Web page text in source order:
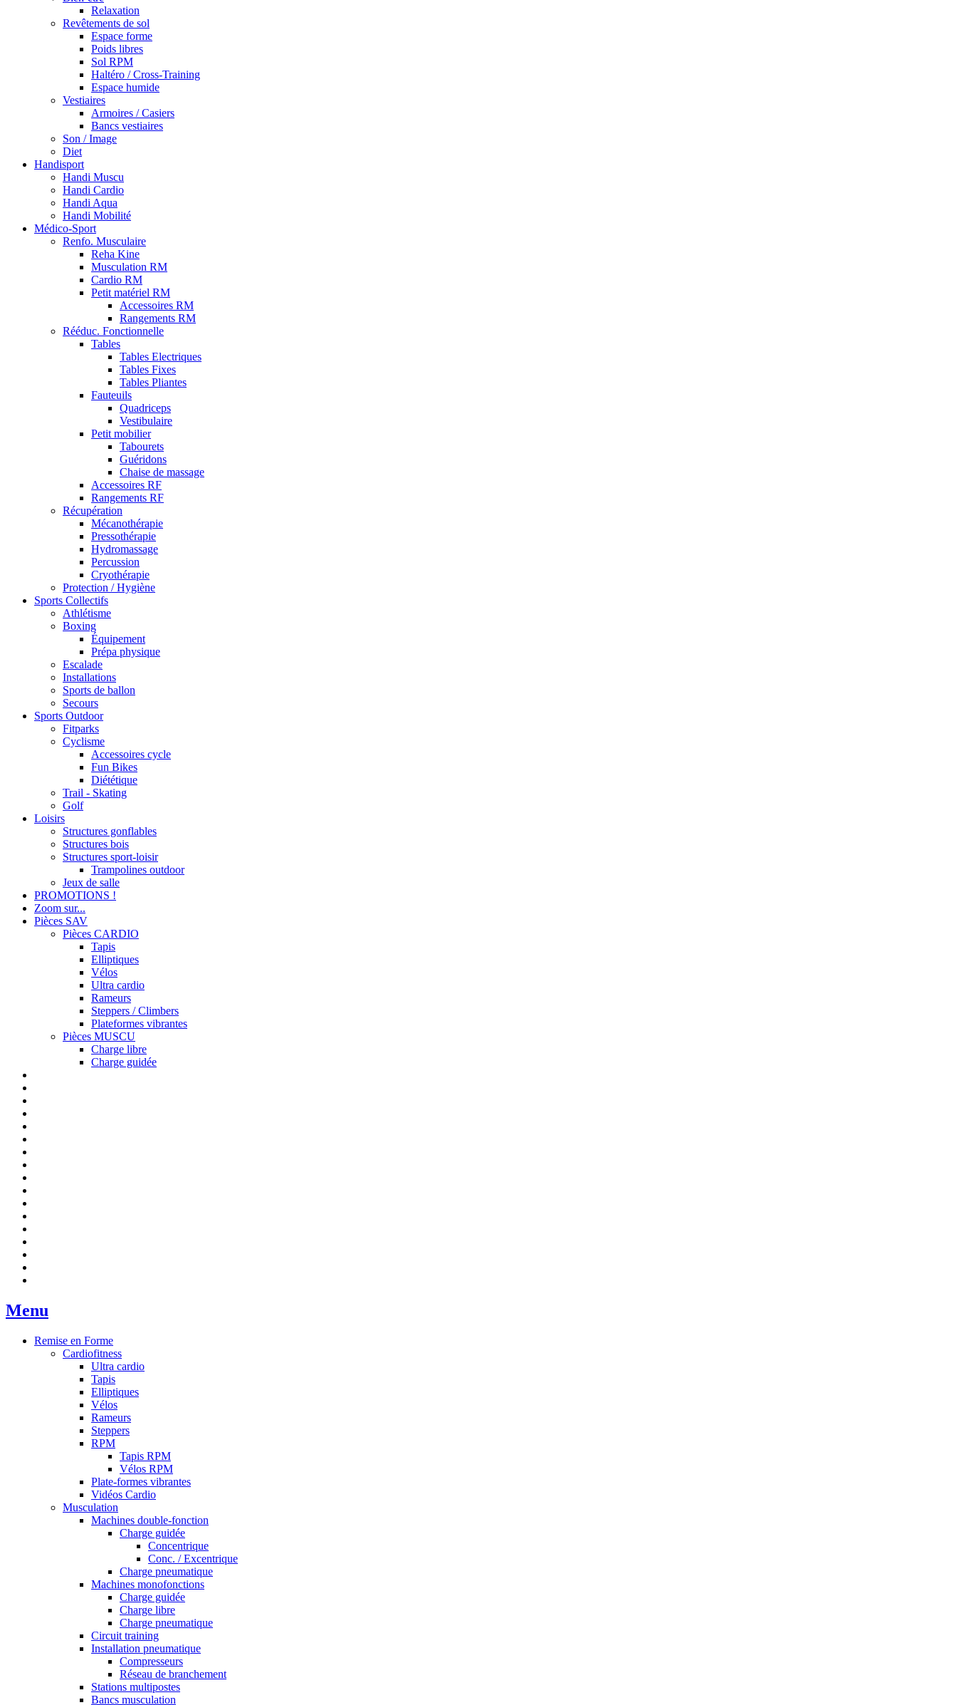
Relaxation
Revêtements de sol
Espace forme
Poids libres
Sol RPM
Haltéro / Cross-Training
Espace humide
Vestiaires
Armoires / Casiers
Bancs vestiaires
Son / Image
Diet
Handisport
Handi Muscu
Handi Cardio
Handi Aqua
Handi Mobilité
Médico-Sport
Renfo. Musculaire
Reha Kine
Musculation RM
Cardio RM
Petit matériel RM
Accessoires RM
Rangements RM
Rééduc. Fonctionnelle
Tables
Tables Electriques
Tables Fixes
Tables Pliantes
Fauteuils
Quadriceps
Vestibulaire
Petit mobilier
Tabourets
Guéridons
Chaise de massage
Accessoires RF
Rangements RF
Récupération
Mécanothérapie
Pressothérapie
Hydromassage
Percussion
Cryothérapie
Protection / Hygiène
Sports Collectifs
Athlétisme
Boxing
Équipement
Prépa physique
Escalade
Installations
Sports de ballon
Secours
Sports Outdoor
Fitparks
Cyclisme
Accessoires cycle
Fun Bikes
Diététique
Trail - Skating
Golf
Loisirs
Structures gonflables
Structures bois
Structures sport-loisir
Trampolines outdoor
Jeux de salle
PROMOTIONS !
Zoom sur...
Pièces SAV
Pièces CARDIO
Tapis
Elliptiques
Vélos
Ultra cardio
Rameurs
Steppers / Climbers
Plateformes vibrantes
Pièces MUSCU
Charge libre
Charge guidée
Menu
Remise en Forme
Cardiofitness
Ultra cardio
Tapis
Elliptiques
Vélos
Rameurs
Steppers
RPM
Tapis RPM
Vélos RPM
Plate-formes vibrantes
Vidéos Cardio
Musculation
Machines double-fonction
Charge guidée
Concentrique
Conc. / Excentrique
Charge pneumatique
Machines monofonctions
Charge guidée
Charge libre
Charge pneumatique
Circuit training
Installation pneumatique
Compresseurs
Réseau de branchement
Stations multipostes
Bancs musculation